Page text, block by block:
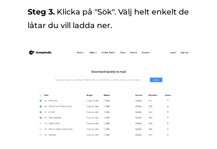
Steg 3.Klicka på "Sök". Välj helt enkelt de
låtar du vill ladda ner.